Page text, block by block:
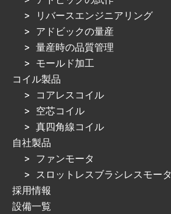
リバースエンジニアリング
アドビックの量産
量産時の品質管理
モールド加工
コイル製品
コアレスコイル
空芯コイル
真四角線コイル
自社製品
ファンモータ
スロットレスブラシレスモータ
採用情報
設備一覧